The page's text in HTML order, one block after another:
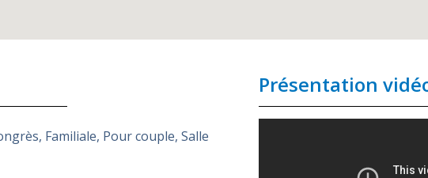
, Familiale, Pour couple, Salle
Présentation